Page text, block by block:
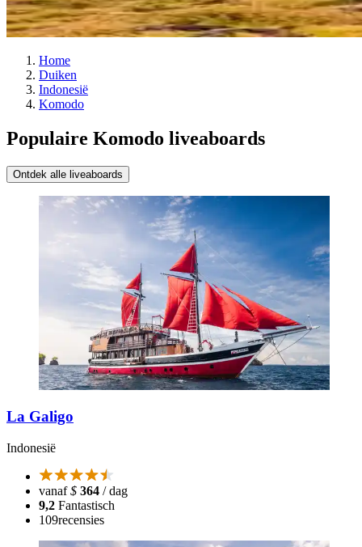
Home
Duiken
Indonesië
Komodo
Populaire Komodo liveaboards
Ontdek alle liveaboards
La Galigo
Indonesië
vanaf$ 364 / dag
9,2 Fantastisch
109recensies